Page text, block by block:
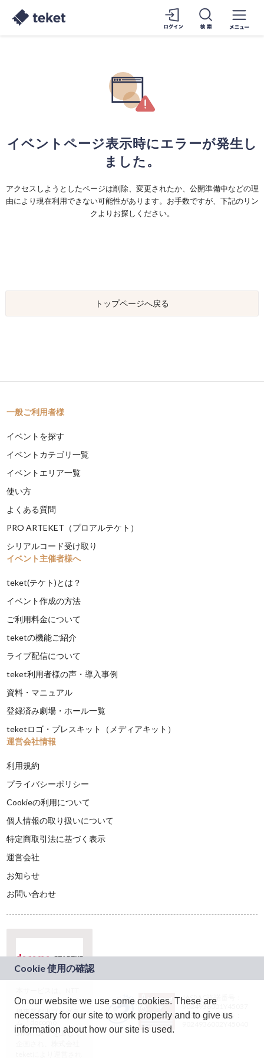
イベントページ表示時にエラーが発生し
ました。
アクセスしようとしたページは削除、変更されたか、公開準備中などの理
由により現在利用できない可能性があります。お手数ですが、下記のリン
クよりお探しください。
トップページへ戻る
一般ご利用者様
イベントを探す
イベントカテゴリ一覧
イベントエリア一覧
使い方
よくある質問
PRO ARTEKET（プロアルテケト）
シリアルコード受け取り
イベント主催者様へ
teket(テケト)とは？
イベント作成の方法
ご利用料金について
teketの機能ご紹介
ライブ配信について
teket利用者様の声・導入事例
資料・マニュアル
登録済み劇場・ホール一覧
teketロゴ・プレスキット（メディアキット）
運営会社情報
利用規約
プライバシーポリシー
Cookieの利用について
個人情報の取り扱いについて
特定商取引法に基づく表示
運営会社
お知らせ
お問い合わせ
ドコモグループの新
規事業創出プログラ
ム「docomo
STARTUP」を通じて
JASRAC許諾番号：
9024936001Y45037
JASRAC許諾番号：
On our website we use some cookies. These are
necessary for our site to work properly and to give us
information about how our site is used.